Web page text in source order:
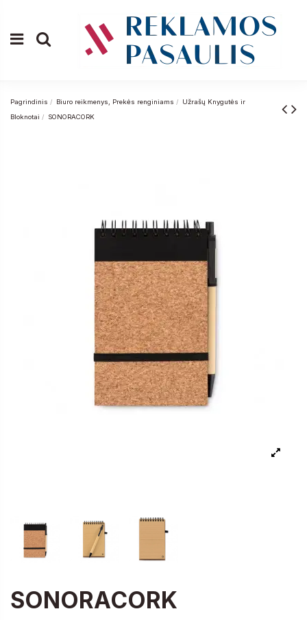
Pagrindinis Biuro reikmenys, Prekės renginiams
Užrašų Knygutės ir
Bloknotai
SONORACORK
SONORACORK